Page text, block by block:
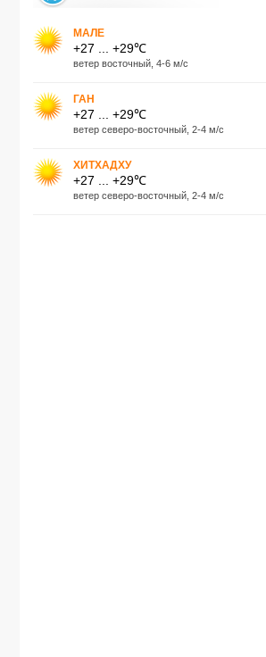
МАЛЕ
+27 ... +29℃
ветер восточный, 4-6 м/с
ГАН
+27 ... +29℃
ветер северо-восточный, 2-4 м/с
ХИТХАДХУ
+27 ... +29℃
ветер северо-восточный, 2-4 м/с